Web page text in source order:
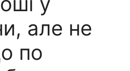
але не
по